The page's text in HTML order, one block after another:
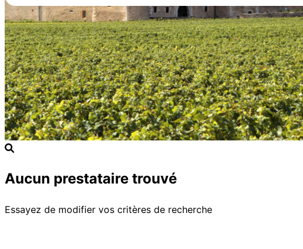
Aucun prestataire trouvé
Essayez de modifier vos critères de recherche